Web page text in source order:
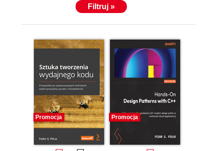
Filtruj »
Promocja Promocja